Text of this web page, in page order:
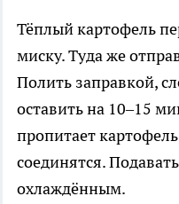
Тёплый картофель
миску. Туда же
Полить заправкой,
оставить на 10–15
пропитает
соединятся.
охлаждённым.